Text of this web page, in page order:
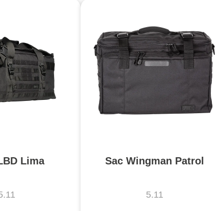
Lima Sac Wingman Patrol
5.11